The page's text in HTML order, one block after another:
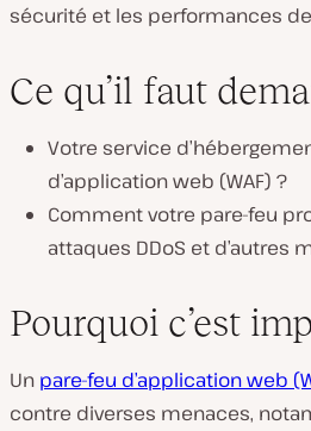
sécurité et les performances
Ce qu’il faut
Votre service
d’application web (WAF) ?
Comment votre pare-feu
attaques DDoS et d’autres
Pourquoi c’est
Un pare-feu d’application web
contre diverses menaces,